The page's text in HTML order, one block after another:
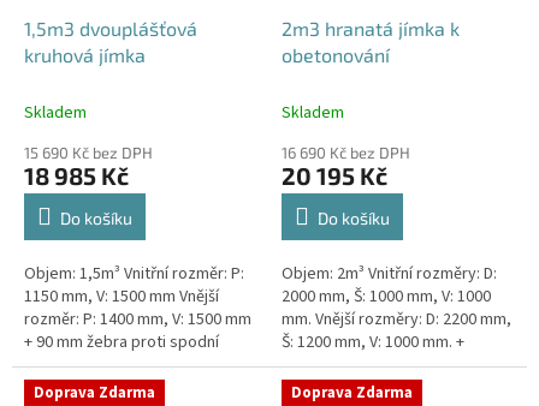
1,5m3 dvouplášťová
kruhová jímka
Skladem
15 690 Kč bez DPH
18 985 Kč
Do košíku
Objem: 1,5m³ Vnitřní rozměr: P:
1150 mm, V: 1500 mm Vnější
rozměr: P: 1400 mm, V: 1500 mm
+ 90 mm žebra proti spodní
vodě + komínek Jímka do míst s
vysokou hladinou spodní...
2m3 hranatá jímka k
obetonování
Skladem
16 690 Kč bez DPH
20 195 Kč
Do košíku
Objem: 2m³ Vnitřní rozměry: D:
2000 mm, Š: 1000 mm, V: 1000
mm. Vnější rozměry: D: 2200 mm,
Š: 1200 mm, V: 1000 mm. +
komínek Jímka vhodná pod
parkovací stání, komunikace i...
Doprava Zdarma Doprava Zdarma